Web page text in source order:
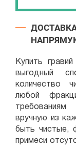
Купить
выгодный
количество
любой
вручную из
быть чистые,
примеси